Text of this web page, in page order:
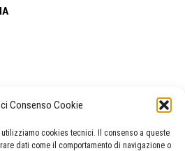
Consenso Cookie
cookies tecnici. Il consenso a queste
dati come il comportamento di navigazione o
338 5714978 (orario apertura Galleria)
13.00)